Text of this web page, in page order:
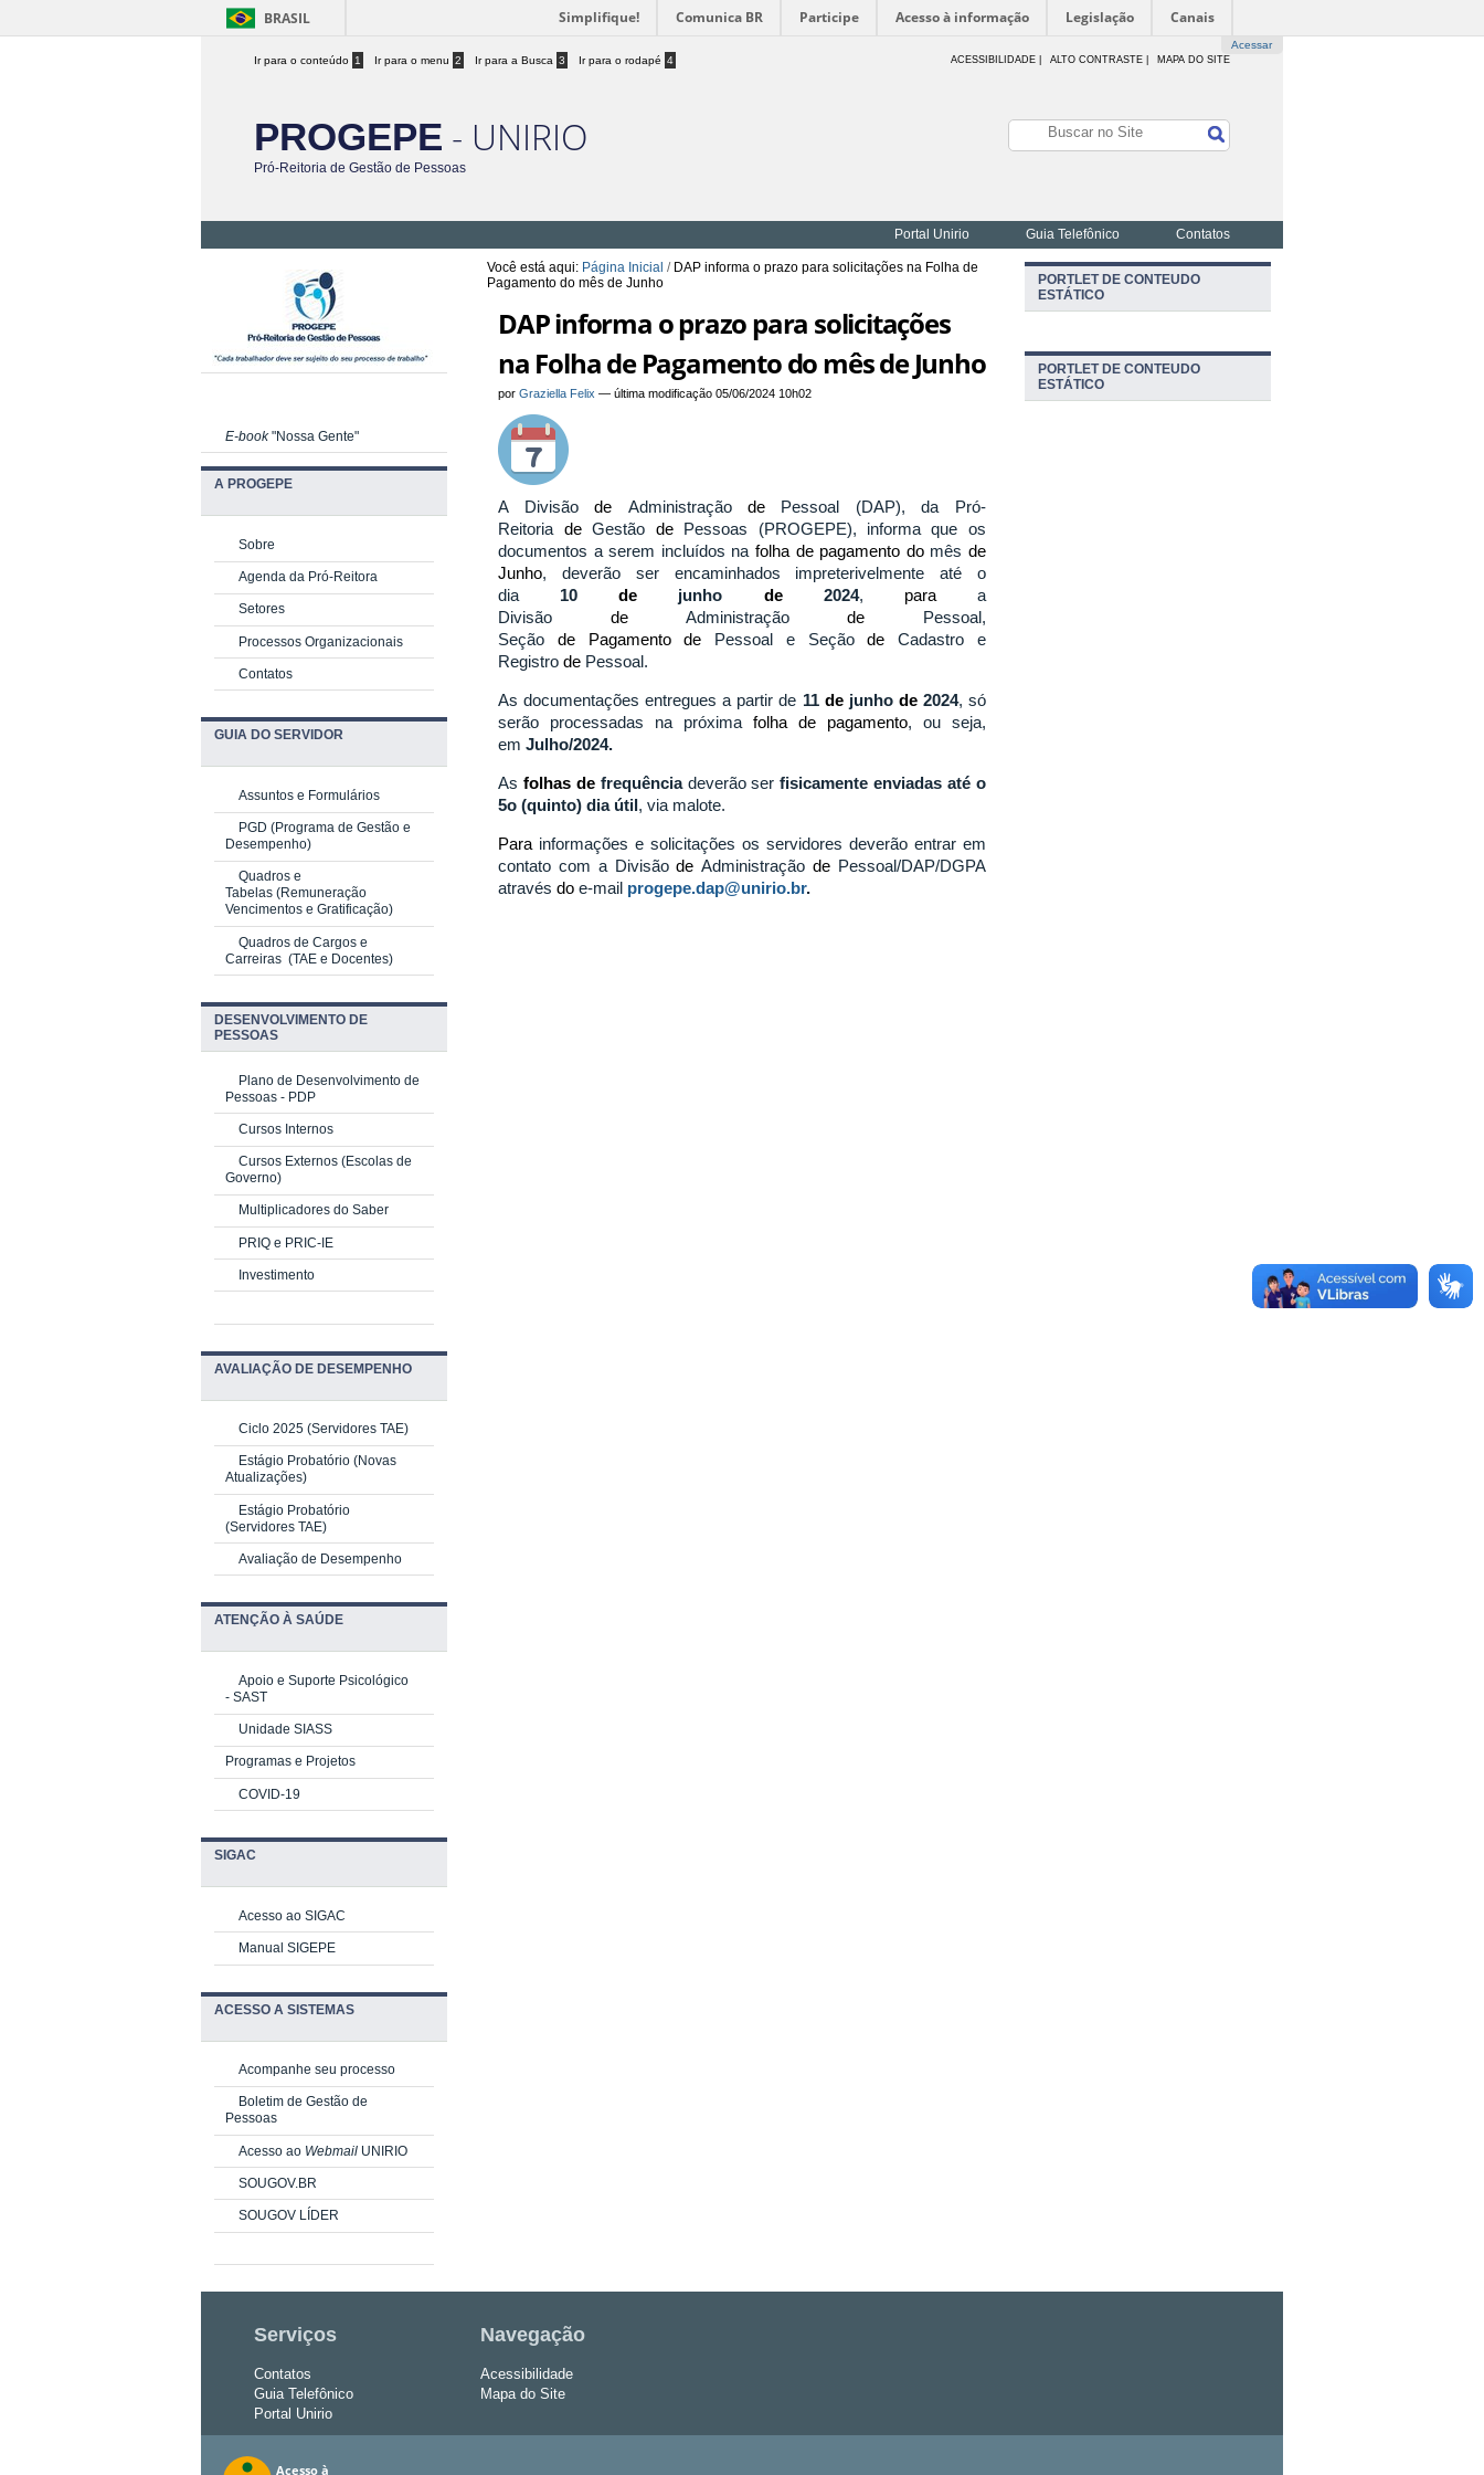
BRASIL Simplifique! Comunica BR Participe Acesso à informação Legislação Canais
Acessar
Ir para o conteúdo 1 Ir para o menu 2 Ir para a Busca 3 Ir para o rodapé 4 ACESSIBILIDADE ALTO CONTRASTE | MAPA DO SITE
PROGEPE - UNIRIO
Pró-Reitoria de Gestão de Pessoas
Portal Unirio Guia Telefônico Contatos
Você está aqui: Página Inicial / DAP informa o prazo para solicitações na Folha de
Pagamento do mês de Junho
DAP informa o prazo para solicitações
na Folha de Pagamento do mês de Junho
porGraziella Felix —última modificação 05/06/2024 10h02
A Divisãode Administração de Pessoal (DAP), da Pró-
Reitoria deGestão dePessoas (PROGEPE), informa que os
documentos a serem incluídos na folha de pagamento domês de
Junho, deverão ser encaminhados impreterivelmente até o
dia 10de junho de2024, paraa
Divisão deAdministraçãode Pessoal,
Seção de Pagamento de Pessoal e Seçãode Cadastro e
Registrode Pessoal.
As documentações entregues a partir de 11 dejunho de2024, só
serão processadas na próxima folha de pagamento, ou seja,
emJulho/2024.
As folhas defrequênciadeverão ser fisicamente enviadas até o
5o (quinto) dia útil, via malote.
Para informações e solicitações os servidores deverão entrar em
contato com a Divisãode Administraçãode Pessoal/DAP/DGPA
atravésdo e-mail progepe.dap@unirio.br.
E-book"Nossa Gente"
A PROGEPE
Sobre
Agenda da Pró-Reitora
Setores
Processos Organizacionais
Contatos
GUIA DO SERVIDOR
Assuntos e Formulários
PGD (Programa de Gestão e
Desempenho)
Quadros e
Tabelas (Remuneração
Vencimentos e Gratificação)
Quadros de Cargos e
Carreiras (TAE e Docentes)
DESENVOLVIMENTO DE
PESSOAS
Plano de Desenvolvimento de
Pessoas - PDP
Cursos Internos
Cursos Externos (Escolas de
Governo)
Multiplicadores do Saber
PRIQ e PRIC-IE
Investimento
AVALIAÇÃO DE DESEMPENHO
Ciclo 2025 (Servidores TAE)
Estágio Probatório (Novas
Atualizações)
Estágio Probatório
(Servidores TAE)
Avaliação de Desempenho
ATENÇÃO À SAÚDE
Apoio e Suporte Psicológico
- SAST
Unidade SIASS
Programas e Projetos
COVID-19
SIGAC
Acesso ao SIGAC
Manual SIGEPE
ACESSO A SISTEMAS
Acompanhe seu processo
Boletim de Gestão de
Pessoas
Acesso ao Webmail UNIRIO
SOUGOV.BR
SOUGOV LÍDER
PORTLET DE CONTEUDO
ESTÁTICO
PORTLET DE CONTEUDO
ESTÁTICO
Serviços
Contatos
Guia Telefônico
Portal Unirio
Navegação
Acessibilidade
Mapa do Site